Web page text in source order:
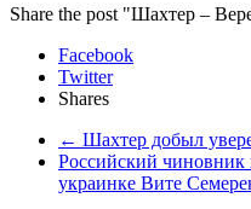
Share the post "Шахтер –
Facebook
Twitter
Shares
← Шахтер добыл
Российский чиновник
украинке Вите